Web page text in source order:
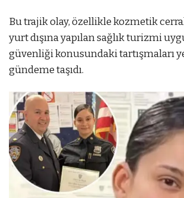
Bu trajik olay, özellikle kozmetik
yurt dışına yapılan sağlık turizmi
güvenliği konusundaki tartışmaları
gündeme taşıdı.